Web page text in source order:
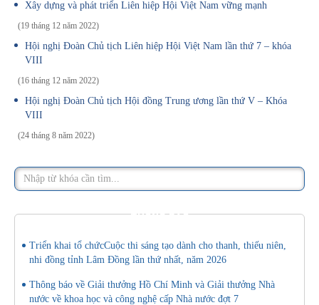
Xây dựng và phát triển Liên hiệp Hội Việt Nam vững mạnh
(19 tháng 12 năm 2022)
Hội nghị Đoàn Chủ tịch Liên hiệp Hội Việt Nam lần thứ 7 – khóa
VIII
(16 tháng 12 năm 2022)
Hội nghị Đoàn Chủ tịch Hội đồng Trung ương lần thứ V – Khóa
VIII
(24 tháng 8 năm 2022)
THÔNG BÁO
Triển khai tổ chứcCuộc thi sáng tạo dành cho thanh, thiếu niên,
nhi đồng tỉnh Lâm Đồng lần thứ nhất, năm 2026
Thông báo về Giải thưởng Hồ Chí Minh và Giải thưởng Nhà
nước về khoa học và công nghệ cấp Nhà nước đợt 7